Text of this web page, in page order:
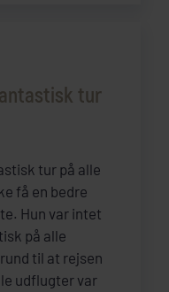
tur
tur på alle
få en bedre
Hun var intet
på alle
til at rejsen
udflugter var